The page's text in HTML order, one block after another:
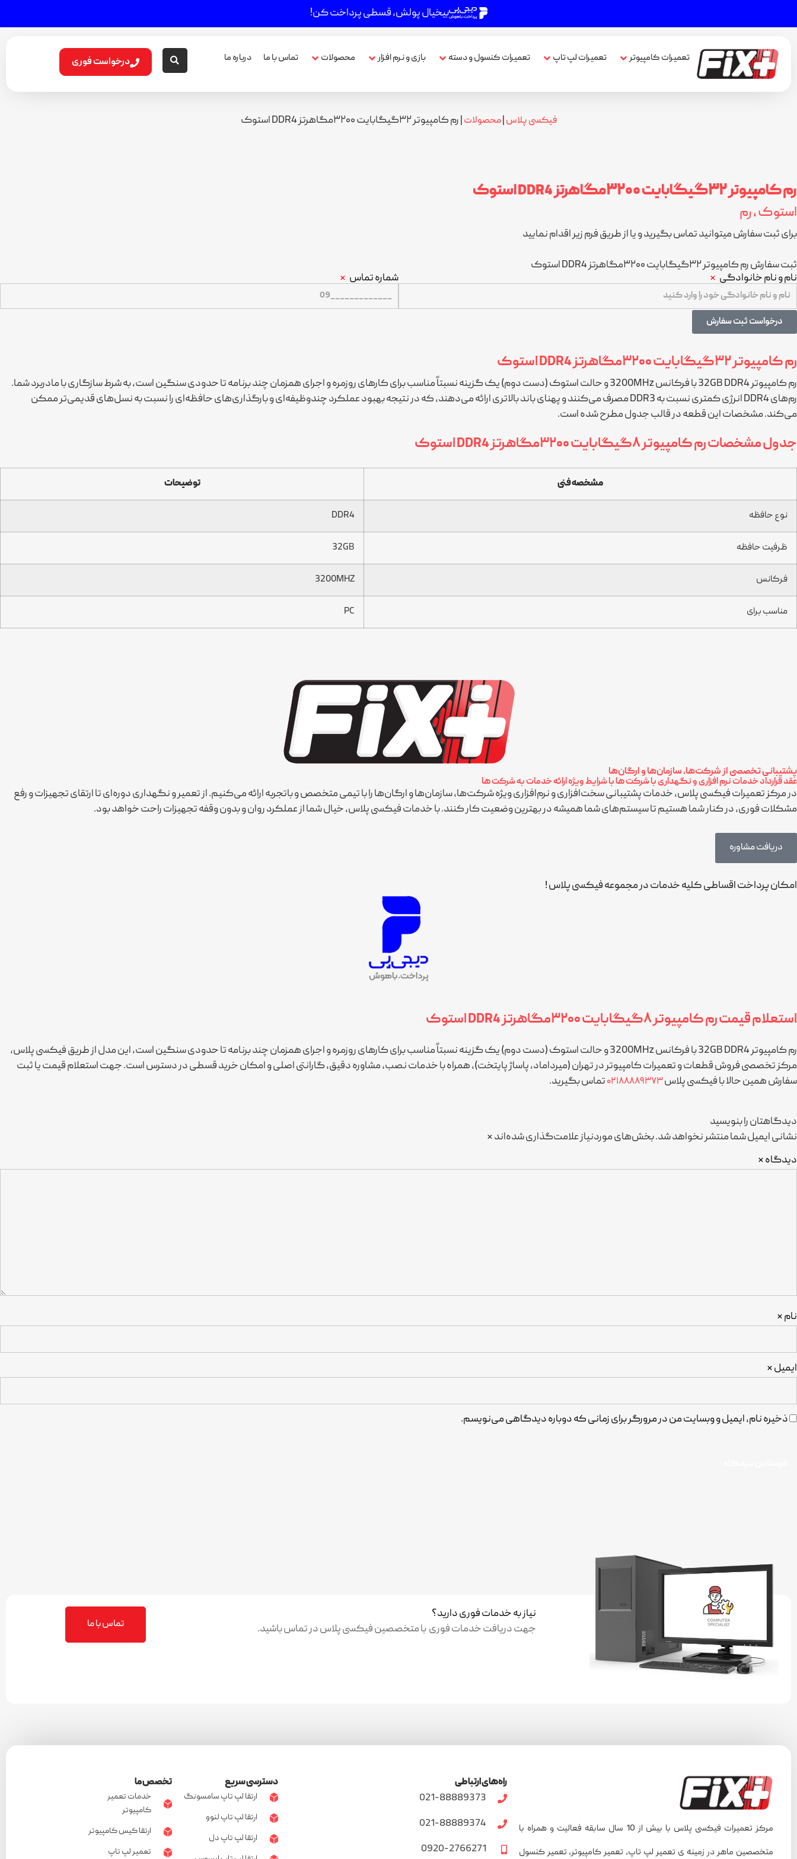
بیخیال پولش، قسطی پرداخت کن!
تعمیرات کامپیوتر تعمیرات لپ تاپ تعمیرات کنسول و دسته بازی و نرم افزار محصولات تماس با ما درباره ما درخواست فوری
فیکسی پلاس|محصولات|رم کامپیوتر ۳۲گیگابایت ۳۲۰۰مگاهرتز DDR4 استوک
رم کامپیوتر ۳۲گیگابایت ۳۲۰۰مگاهرتز DDR4 استوک
استوک,رم
برای ثبت سفارش میتوانید تماس بگیرید و یا از طریق فرم زیر اقدام نمایید
ثبت سفارش رم کامپیوتر ۳۲گیگابایت ۳۲۰۰مگاهرتز DDR4 استوک
نام و نام خانوادگی
شماره تماس
درخواست ثبت سفارش
رم کامپیوتر ۳۲گیگابایت ۳۲۰۰مگاهرتز DDR4 استوک
رم کامپیوتر 32GB DDR4 با فرکانس 3200MHz و حالت استوک (دست دوم) یک گزینه نسبتاً مناسب برای کارهای روزمره و اجرای همزمان چند برنامه تا حدودی سنگین است، به شرط سازگاری با مادربرد شما.
رم‌های DDR4 انرژی کمتری نسبت به DDR3 مصرف می‌کنند و پهنای باند بالاتری ارائه می‌دهند، که در نتیجه بهبود عملکرد چندوظیفه‌ای و بارگذاری‌های حافظه‌ای را نسبت به نسل‌های قدیمی‌تر ممکن
می‌کند. مشخصات این قطعه در قالب جدول مطرح شده است.
جدول مشخصات رم کامپیوتر ۸گیگابایت ۳۲۰۰مگاهرتز DDR4 استوک
مشخصه فنی توضیحات
نوع حافظه DDR4
ظرفیت حافظه 32GB
فرکانس 3200MHZ
مناسب برای PC
پشتیبانی تخصصی از شرکت‌ها، سازمان‌ها و ارگان‌ها
عقد قرارداد خدمات نرم افزاری و نگهداری با شرکت ها با شرایط ویژه ارائه خدمات به شرکت ها
در مرکز تعمیرات فیکسی پلاس، خدمات پشتیبانی سخت‌افزاری و نرم‌افزاری ویژه شرکت‌ها، سازمان‌ها و ارگان‌ها را با تیمی متخصص و باتجربه ارائه می‌کنیم. از تعمیر و نگهداری دوره‌ای تا ارتقای تجهیزات و رفع
مشکلات فوری، در کنار شما هستیم تا سیستم‌های شما همیشه در بهترین وضعیت کار کنند. با خدمات فیکسی پلاس، خیال شما از عملکرد روان و بدون وقفه تجهیزات راحت خواهد بود.
دریافت مشاوره
امکان پرداخت اقساطی کلیه خدمات در مجموعه فیکسی پلاس !
استعلام قیمت رم کامپیوتر ۸گیگابایت ۳۲۰۰مگاهرتز DDR4 استوک
رم کامپیوتر 32GB DDR4 با فرکانس 3200MHz و حالت استوک (دست دوم) یک گزینه نسبتاً مناسب برای کارهای روزمره و اجرای همزمان چند برنامه تا حدودی سنگین است، این مدل از طریق فیکسی پلاس،
مرکز تخصصی فروش قطعات و تعمیرات کامپیوتر در تهران (میرداماد، پاساژ پایتخت)، همراه با خدمات نصب، مشاوره دقیق، گارانتی اصلی و امکان خرید قسطی در دسترس است. جهت استعلام قیمت یا ثبت
سفارش همین حالا با فیکسی پلاس۰۲۱۸۸۸۸۹۳۷۳تماس بگیرید.
دیدگاهتان را بنویسید
نشانی ایمیل شما منتشر نخواهد شد.بخش‌های موردنیاز علامت‌گذاری شده‌اند*
دیدگاه*
نام*
ایمیل*
ذخیره نام، ایمیل و وبسایت من در مرورگر برای زمانی که دوباره دیدگاهی می‌نویسم.
نیاز به خدمات فوری دارید؟
جهت دریافت خدمات فوری با متخصصین فیکسی پلاس در تماس باشید.
تماس با ما
مرکز تعمیرات فیکسی پلاس با بیش از 10 سال سابقه فعالیت و همراه با
متخصصین ماهر در زمینه ی تعمیر لپ تاپ، تعمیر کامپیوتر، تعمیر کنسول
راه‌های ارتباطی
021-88889373
021-88889374
0920-2766271
دسترسی سریع
ارتقا لپ تاپ سامسونگ
ارتقا لپ تاپ لنوو
ارتقا لپ تاپ دل
تخصص ما
خدمات تعمیر
کامپیوتر
ارتقا کیس کامپیوتر
تعمیر لپ تاپ